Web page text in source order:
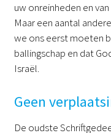
uw onreinheden en
Maar een aantal
we ons eerst moeten
ballingschap en dat
Israël.
Geen
De oudste